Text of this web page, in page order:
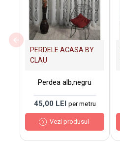
PERDELE ACASA BY
CLAU
Perdea alb,negru
45,00 LEI per metru
Vezi produsul